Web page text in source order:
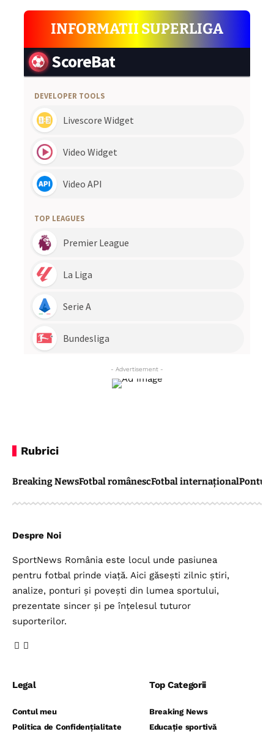
INFORMATII SUPERLIGA
- Advertisement -
Rubrici
Breaking NewsFotbal românescFotbal internaționalPontul
Despre Noi
SportNews România este locul unde pasiunea
pentru fotbal prinde viață. Aici găsești zilnic știri,
analize, ponturi și povești din lumea sportului,
prezentate sincer și pe înțelesul tuturor
suporterilor.
Legal
Contul meu
Politica de Confidențialitate
Top Categorii
Breaking News
Educație sportivă